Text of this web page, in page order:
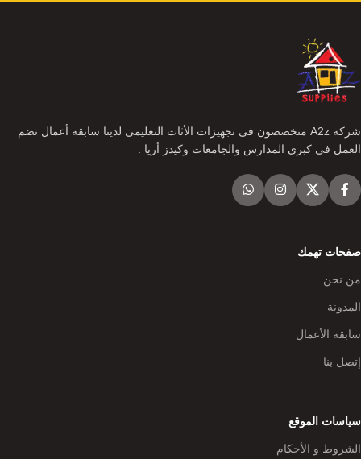
شركة A2z متخصصون فى تجهيزات الأثاث التعليمى لدينا سابقه أعمال تضم
العمل فى كبرى المدارس والجامعات وكيدز أريا .
صفحات تهمك
من نحن
المدونة
سابقة الأعمال
إتصل بنا
سياسات الموقع
الشروط و الأحكام